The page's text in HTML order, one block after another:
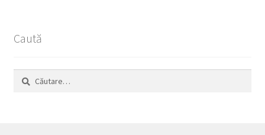
Caută
Caută